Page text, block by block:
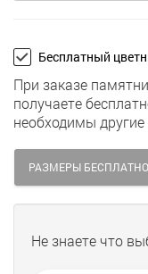
Бесплатный
При заказе
получаете
необходимы
РАЗМЕРЫ
Не знаете что